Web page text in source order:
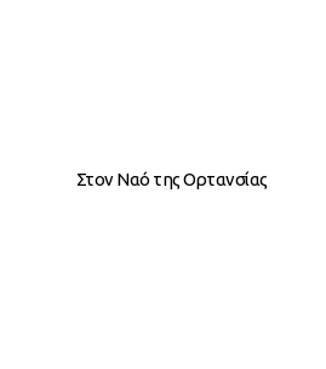
Στον Nαό της Ορτανσίας